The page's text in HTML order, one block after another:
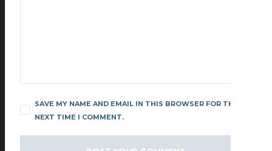
SAVE MY NAME AND EMAIL IN THIS BROWSER FOR THE
NEXT TIME I COMMENT.